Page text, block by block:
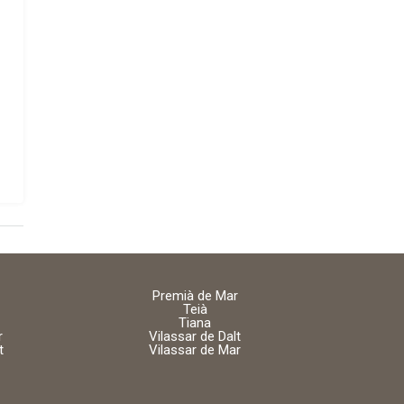
Premià de Mar
Teià
Tiana
Vilassar de Dalt
Vilassar de Mar